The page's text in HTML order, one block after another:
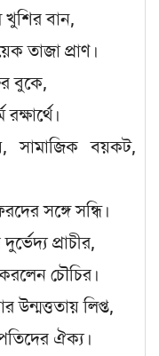
বান,
তাজা প্রাণ।
বুকে,
সামাজিক বয়কট,
সঙ্গে সন্ধি।
প্রাচীর,
চৌচির।
উন্মত্ততায় লিপ্ত,
ঐক্য।